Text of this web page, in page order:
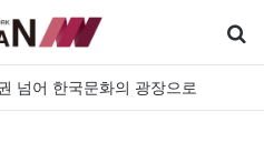
넘어 한국문화의 광장으로